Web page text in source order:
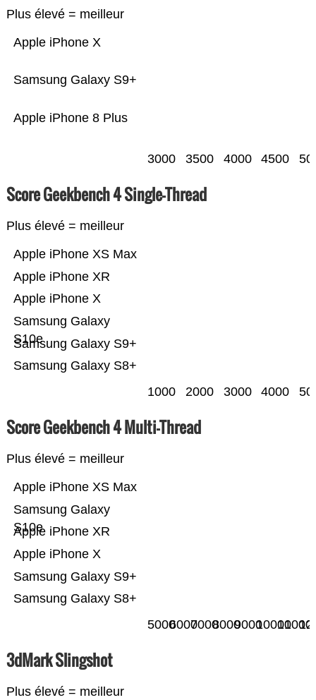
Plus élevé = meilleur
Apple iPhone 8 Plus
Samsung Galaxy S9+
Apple iPhone X
3000 3500 4000 4500
Score Geekbench 4 Single-Thread
Plus élevé = meilleur
Samsung Galaxy S8+
Samsung Galaxy S9+
Samsung Galaxy
S10e
Apple iPhone X
Apple iPhone XR
Apple iPhone XS Max
1000 2000 3000 4000
Score Geekbench 4 Multi-Thread
Plus élevé = meilleur
Samsung Galaxy S8+
Samsung Galaxy S9+
Apple iPhone X
Apple iPhone XR
Samsung Galaxy
S10e
Apple iPhone XS Max
500060007000800090001000011000
3dMark Slingshot
Plus élevé = meilleur